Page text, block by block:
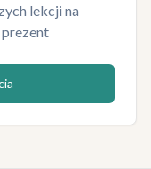
lekcji na